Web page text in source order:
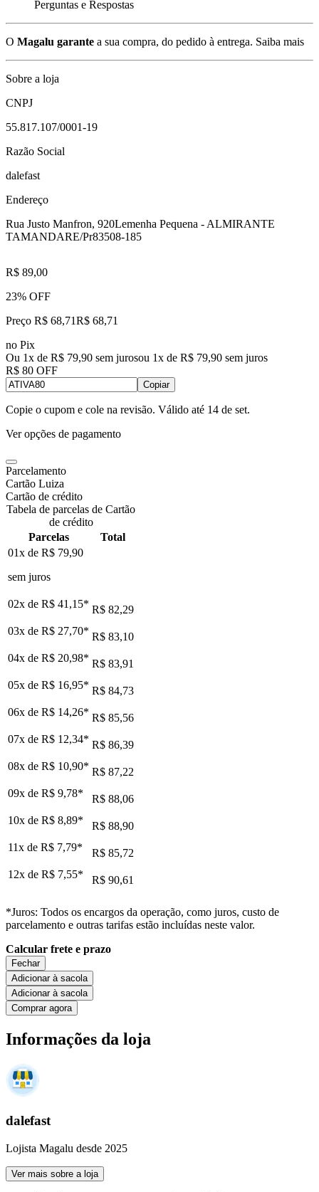
Perguntas e Respostas
O Magalu garante a sua compra, do pedido à entrega. Saiba mais
Sobre a loja
CNPJ
55.817.107/0001-19
Razão Social
dalefast
Endereço
Rua Justo Manfron, 920Lemenha Pequena - ALMIRANTE
TAMANDARE/Pr83508-185
R$ 89,00
23% OFF
Preço R$ 68,71R$ 68,71
no Pix
Ou 1x de R$ 79,90 sem jurosou 1x de R$ 79,90 sem juros
R$ 80 OFF
Copiar
Copie o cupom e cole na revisão. Válido até 14 de set.
Ver opções de pagamento
Parcelamento
Cartão Luiza
Cartão de crédito
Tabela de parcelas de Cartão
de crédito
Parcelas
Total
01x de R$ 79,90
sem juros
02x de R$ 41,15* R$ 82,29
03x de R$ 27,70* R$ 83,10
04x de R$ 20,98* R$ 83,91
05x de R$ 16,95* R$ 84,73
06x de R$ 14,26* R$ 85,56
07x de R$ 12,34* R$ 86,39
08x de R$ 10,90* R$ 87,22
09x de R$ 9,78*
R$ 88,06
10x de R$ 8,89*
R$ 88,90
11x de R$ 7,79*
R$ 85,72
12x de R$ 7,55* R$ 90,61
*Juros: Todos os encargos da operação, como juros, custo de
parcelamento e outras tarifas estão incluídas neste valor.
Calcular frete e prazo
Fechar
Adicionar à sacola
Adicionar à sacola
Comprar agora
Informações da loja
dalefast
Lojista Magalu desde 2025
Ver mais sobre a loja